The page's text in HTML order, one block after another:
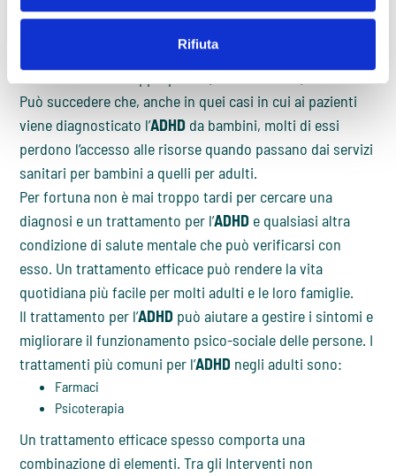
Rifiuta
principali dell’
piccola parte di queste persone viene diagnosticata e
trattata nel modo appropriato (Gazzotti, 2024).
Può succedere che, anche in quei casi in cui ai pazienti
viene diagnosticato l’ADHD da bambini, molti di essi
perdono l’accesso alle risorse quando passano dai servizi
sanitari per bambini a quelli per adulti.
Per fortuna non è mai troppo tardi per cercare una
diagnosi e un trattamento per l’ADHD e qualsiasi altra
condizione di salute mentale che può verificarsi con
esso. Un trattamento efficace può rendere la vita
quotidiana più facile per molti adulti e le loro famiglie.
Il trattamento per l’ADHD può aiutare a gestire i sintomi e
migliorare il funzionamento psico-sociale delle persone. I
trattamenti più comuni per l’ADHD negli adulti sono:
Farmaci
Psicoterapia
Un trattamento efficace spesso comporta una
combinazione di elementi. Tra gli Interventi non